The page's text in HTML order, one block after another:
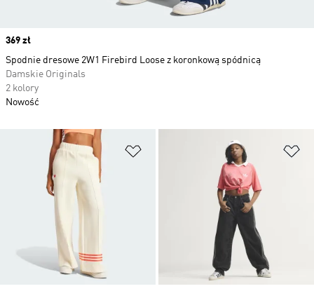
Dodaj do listy życzeń
Price
369 zł
Spodnie dresowe 2W1 Firebird Loose z koronkową spódnicą
Damskie Originals
2 kolory
Nowość